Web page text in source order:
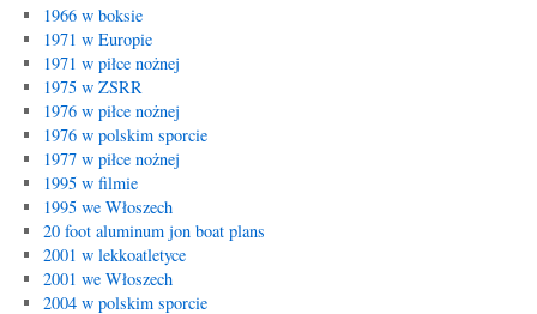
1966 w boksie
1971 w Europie
1971 w piłce nożnej
1975 w ZSRR
1976 w piłce nożnej
1976 w polskim sporcie
1977 w piłce nożnej
1995 w filmie
1995 we Włoszech
20 foot aluminum jon boat plans
2001 w lekkoatletyce
2001 we Włoszech
2004 w polskim sporcie